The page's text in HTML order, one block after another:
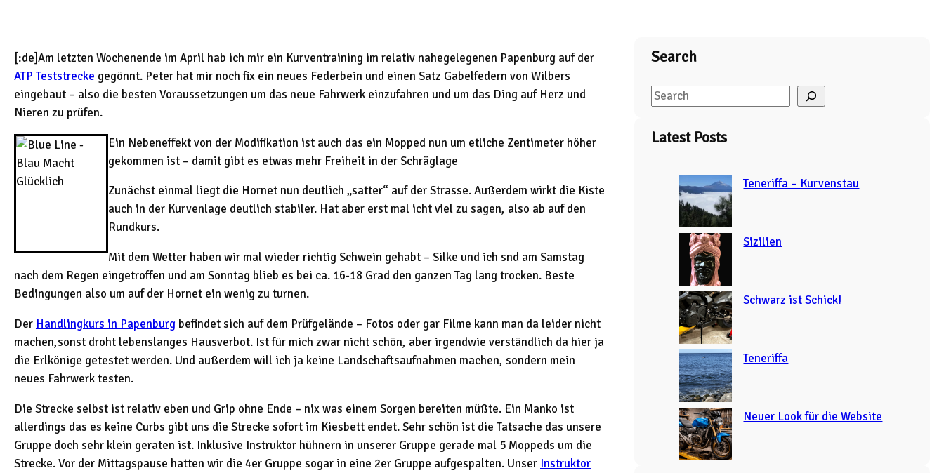
[:de]Am letzten Wochenende im April hab ich mir ein Kurventraining im relativ nahegelegenen Papenburg auf der
ATP Teststrecke gegönnt. Peter hat mir noch fix ein neues Federbein und einen Satz Gabelfedern von Wilbers
eingebaut – also die besten Voraussetzungen um das neue Fahrwerk einzufahren und um das Ding auf Herz und
Nieren zu prüfen.
Ein Nebeneffekt von der Modifikation ist auch das ein Mopped nun um etliche Zentimeter höher
gekommen ist – damit gibt es etwas mehr Freiheit in der Schräglage
Zunächst einmal liegt die Hornet nun deutlich „satter“ auf der Strasse. Außerdem wirkt die Kiste
auch in der Kurvenlage deutlich stabiler. Hat aber erst mal icht viel zu sagen, also ab auf den
Rundkurs.
Mit dem Wetter haben wir mal wieder richtig Schwein gehabt – Silke und ich snd am Samstag
nach dem Regen eingetroffen und am Sonntag blieb es bei ca. 16-18 Grad den ganzen Tag lang trocken. Beste
Bedingungen also um auf der Hornet ein wenig zu turnen.
Der Handlingkurs in Papenburg befindet sich auf dem Prüfgelände – Fotos oder gar Filme kann man da leider nicht
machen,sonst droht lebenslanges Hausverbot. Ist für mich zwar nicht schön, aber irgendwie verständlich da hier ja
die Erlkönige getestet werden. Und außerdem will ich ja keine Landschaftsaufnahmen machen, sondern mein
neues Fahrwerk testen.
Die Strecke selbst ist relativ eben und Grip ohne Ende – nix was einem Sorgen bereiten müßte. Ein Manko ist
allerdings das es keine Curbs gibt uns die Strecke sofort im Kiesbett endet. Sehr schön ist die Tatsache das unsere
Gruppe doch sehr klein geraten ist. Inklusive Instruktor hühnern in unserer Gruppe gerade mal 5 Moppeds um die
Strecke. Vor der Mittagspause hatten wir die 4er Gruppe sogar in eine 2er Gruppe aufgespalten. Unser Instruktor
Search
S
aLatest Posts
Teneriffa – Kurvenstau
Sizilien
Schwarz ist Schick!
Teneriffa
Neuer Look für die Website